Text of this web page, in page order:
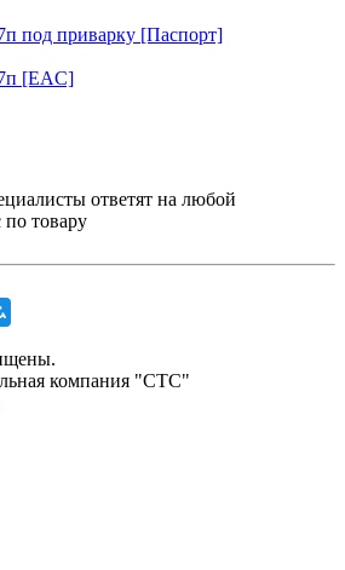
под приварку [Паспорт]
[EAC]
ответят на любой
товару
компания "СТС"